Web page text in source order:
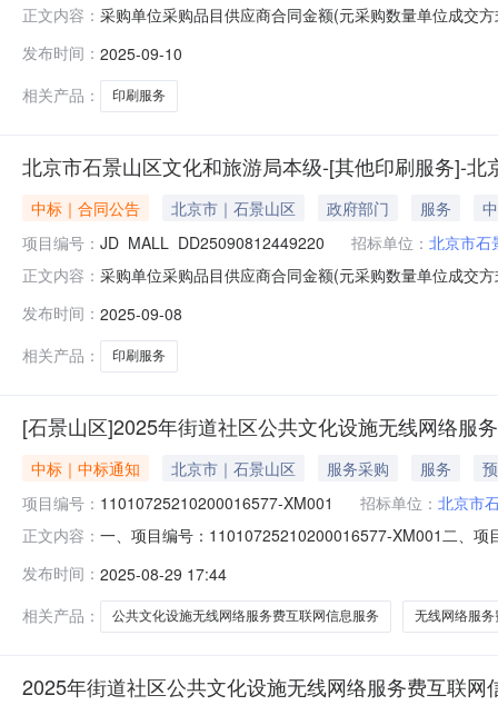
正文内容： 采购单位采购品目供应商合同金额(元采购数量单位成交
局本级采购[null]_DD25091013689220
发布时间： 2025-09-10
相关产品：
印刷服务
北京市石景山区文化和旅游局本级-[其他印刷服务]-
中标｜合同公告 北京市｜石景山区 政府部门 服务
项目编号： JD_MALL_DD25090812449220 招标单位： 北京市石
正文内容： 采购单位采购品目供应商合同金额(元采购数量单位成交
本级采购[null]_DD25090812449220
发布时间： 2025-09-08
相关产品：
印刷服务
[石景山区]2025年街道社区公共文化设施无线网络服
中标｜中标通知 北京市｜石景山区 服务采购 服务
项目编号： 11010725210200016577-XM001 招标单位： 北京市
正文内容： 一、项目编号：11010725210200016577-XM001二、
部一号楼中标金额：199.938万元供应商名称供应商地址
911100007
发布时间： 2025-08-29 17:44
相关产品：
公共文化设施无线网络服务费互联网信息服务 无线网络服
2025年街道社区公共文化设施无线网络服务费互联